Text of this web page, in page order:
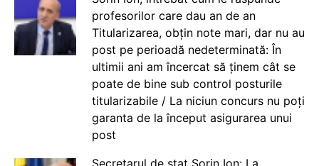
profesorilor care dau an de an
Titularizarea, obțin note mari, dar nu au
post pe perioadă nedeterminată: În
ultimii ani am încercat să ținem cât se
poate de bine sub control posturile
titularizabile / La niciun concurs nu poți
garanta de la început asigurarea unui
post
Secretarul de stat Sorin Ion: La